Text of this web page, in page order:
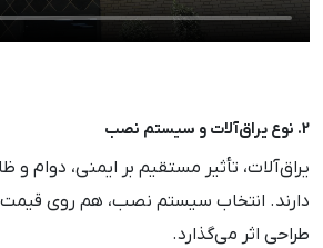
2. نوع یراق‌آلات و سیستم نصب
یراق‌آلات، تأثیر مستقیم بر ایمنی، دوام و
دارند. انتخاب سیستم نصب، هم روی
طراحی اثر می‌گذارد.